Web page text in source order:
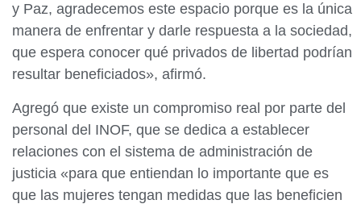
y Paz, agradecemos este espacio porque es la única
manera de enfrentar y darle respuesta a la sociedad,
que espera conocer qué privados de libertad podrían
resultar beneficiados», afirmó.
Agregó que existe un compromiso real por parte del
personal del INOF, que se dedica a establecer
relaciones con el sistema de administración de
justicia «para que entiendan lo importante que es
que las mujeres tengan medidas que las beneficien